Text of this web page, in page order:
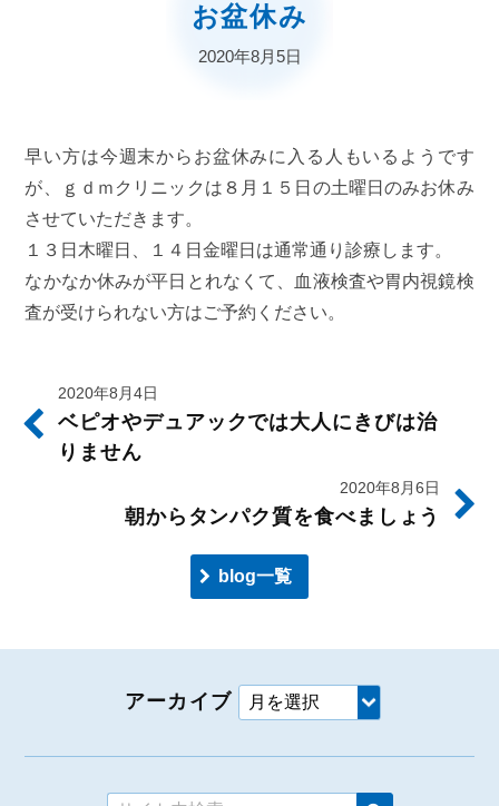
お盆休み
2020年8月5日
早い方は今週末からお盆休みに入る人もいるようです
が、ｇｄｍクリニックは８月１５日の土曜日のみお休み
させていただきます。
１３日木曜日、１４日金曜日は通常通り診療します。
なかなか休みが平日とれなくて、血液検査や胃内視鏡検
査が受けられない方はご予約ください。
2020年8月4日
ベピオやデュアックでは大人にきびは治
りません
2020年8月6日
朝からタンパク質を食べましょう
blog一覧
アーカイブ